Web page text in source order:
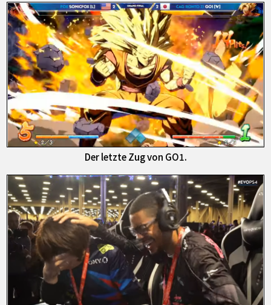
Der letzte Zug von GO1.